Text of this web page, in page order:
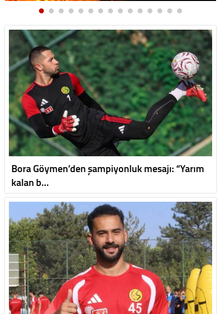
Bora Göymen’den şampiyonluk mesajı: “Yarım
kalan b…